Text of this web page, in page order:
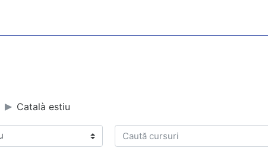
Català estiu
Caută cursuri